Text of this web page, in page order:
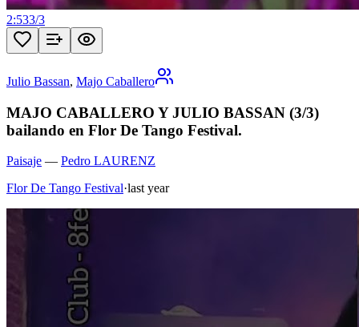
2:533/3
Julio Bassan, Majo Caballero
MAJO CABALLERO Y JULIO BASSAN (3/3)
bailando en Flor De Tango Festival.
Paisaje — Pedro LAURENZ
Flor De Tango Festival·last year